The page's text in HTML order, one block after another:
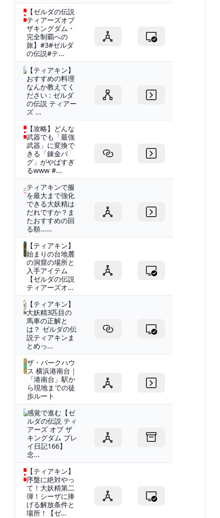
【ゼルダの伝説
ティアーズオブ
ザキングダム・
完全制覇への
旅】#3#ゼルダ
の伝説#テ...
【ティアキン】
おすすめの料理
なんか教えてく
ださい : ゼルダ
の伝説 ティアー
ズ ...
【攻略】どんな
武器でも「最強
武器」に変換で
きる「錬金バ
グ」がやばすぎ
るwww #...
ティアキンで服
を最大まで強化
できる大妖精は
だれですか？ま
たおすすめの回
る順......
【ティアキン】
始まりの台地麓
の洞窟の場所と
入手アイテム
【ゼルダの伝説
ティアーズオ...
【ティアキン】
大妖精3匹目の
馬車の正解と
は？ ゼルダの伝
説ティアキンま
とめっ...
ザ・パークハウ
ス 横浜港南台｜
「港南台」駅か
ら現地までの徒
歩ルート
感覚で進む【ゼ
ルダの伝説 ティ
アーズ オブ ザ
キングダム プレ
イ日記166】
念...
【ティアキン】
序盤に絶対やっ
て！大妖精第二
弾！シーザに捧
げる解放条件と
場所！【ゼ...